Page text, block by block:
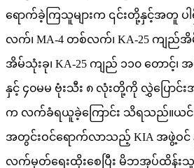
ရောက်ခဲ့ကြသူများက ၎င်းတို့နှင့်အတူ ပ
လက်၊ MA-4 တစ်လက်၊ KA-25 ကျည်
အိမ်သုံးခု၊ KA-25 ကျည် ၁၁၀ တောင့်
နှင့် ၄၀မမ ဗုံးသီး ၈ လုံးတို့ကို လွှဲပြောင်း
က လက်ခံရယူခဲ့ကြောင်း သိရသည်။ယင်း
အတွင်းဝင်ရောက်လာသည့် KIA အဖွဲ့ဝင်
လက်မှတ်ရေးထိုးစေပြီး မိဘအုပ်ထိန်းသူ